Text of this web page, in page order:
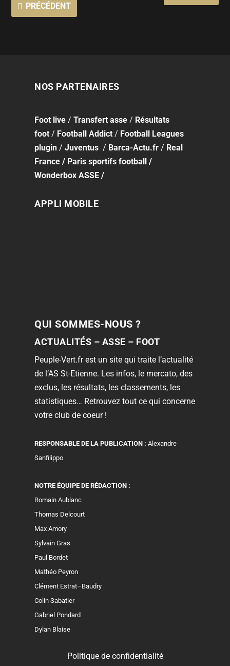
PRÉCÉDENT
NOS PARTENAIRES
Foot live /Transfert asse / Résultats
foot / Football Addict / Football Leagues
plugin /Juventus / Barca-Actu.fr / Real
France / Paris sportifs football /
Wonderbox ASSE /
APPLI MOBILE
QUI SOMMES-NOUS ?
ACTUALITÉS – ASSE – FOOT
Peuple-Vert.fr est un site qui traite l’actualité
de l’AS St-Etienne. Les infos, le mercato, des
exclus, les résultats, les classements, les
statistiques… Retrouvez tout ce qui concerne
votre club de coeur !
RESPONSABLE DE LA PUBLICATION : Alexandre
Sanfilippo
NOTRE ÉQUIPE DE RÉDACTION :
Romain Aublanc
Thomas Delcourt
Max Amory
Sylvain Gras
Paul Bordet
Mathéo Peyron
Clément Estrat–Baudry
Colin Sabatier
Gabriel Pondard
Dylan Blaise
Politique de confidentialité